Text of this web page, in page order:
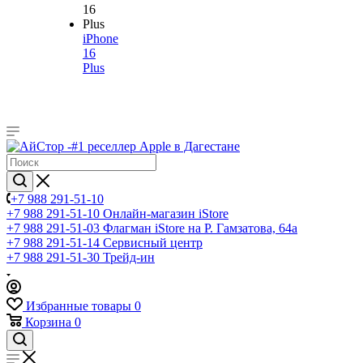
iPhone
16
Plus
+7 988 291-51-10
+7 988 291-51-10 Онлайн-магазин iStore
+7 988 291-51-03 Флагман iStore на Р. Гамзатова, 64а
+7 988 291-51-14 Сервисный центр
+7 988 291-51-30 Трейд-ин
Избранные товары 0
Корзина 0